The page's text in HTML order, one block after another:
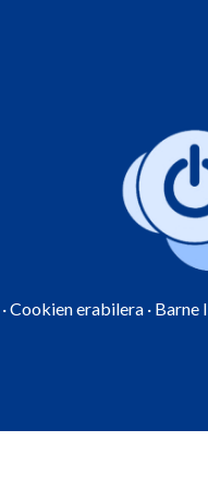
·Cookien erabilera · Barne